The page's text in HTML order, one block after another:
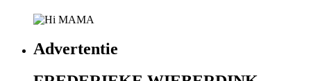
Advertentie